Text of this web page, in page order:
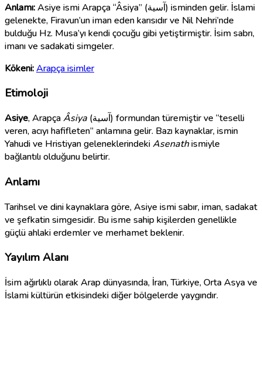
Anlamı:Asiye ismi Arapça “Âsiya” (آسية) isminden gelir. İslami
gelenekte, Firavun’un iman eden karısıdır ve Nil Nehri’nde
bulduğu Hz. Musa’yı kendi çocuğu gibi yetiştirmiştir. İsim sabrı,
imanı ve sadakati simgeler.
Kökeni:Arapça isimler
Etimoloji
Asiye, ArapçaÂsiya (آسية) formundan türemiştir ve “teselli
veren, acıyı hafifleten” anlamına gelir. Bazı kaynaklar, ismin
Yahudi ve Hristiyan geleneklerindekiAsenathismiyle
bağlantılı olduğunu belirtir.
Anlamı
Tarihsel ve dini kaynaklara göre, Asiye ismi sabır, iman, sadakat
ve şefkatin simgesidir. Bu isme sahip kişilerden genellikle
güçlü ahlaki erdemler ve merhamet beklenir.
Yayılım Alanı
İsim ağırlıklı olarak Arap dünyasında, İran, Türkiye, Orta Asya ve
İslami kültürün etkisindeki diğer bölgelerde yaygındır.